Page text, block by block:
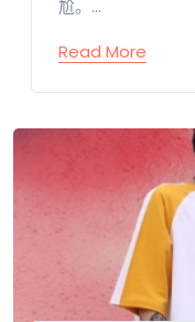
尬。...
Read More